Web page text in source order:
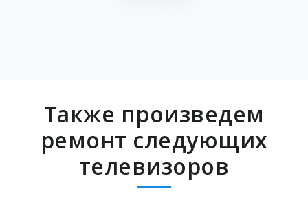
Также произведем
ремонт следующих
телевизоров